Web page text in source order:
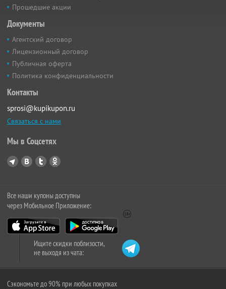
Прошедшие акции
Документы
Агентский договор
Лицензионный договор
Публичная оферта
Политика конфиденциальности
Контакты
sprosi@kupikupon.ru
Связаться с нами
Мы в Соцсетях
Все наши купоны доступны
через Мобильное Приложение:
Ищите скидки поблизости,
не выходя из чата:
Сэкономьте до 90% при любых покупках